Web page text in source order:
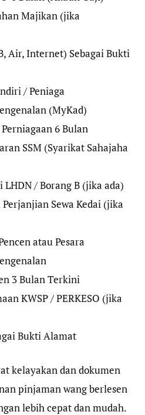
Majikan (jika
Air, Internet) Sebagai Bukti
/ Peniaga
(MyKad)
6 Bulan
SSM (Syarikat Sahajaha
LHDN / Borang B (jika ada)
Sewa Kedai (jika
atau Pesara
3 Bulan Terkini
KWSP / PERKESO (jika
Bukti Alamat
kelayakan dan dokumen
pinjaman wang berlesen
lebih cepat dan mudah.